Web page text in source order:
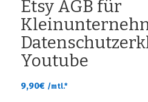
Etsy AGB für
Youtube
9,90€ /mtl.*